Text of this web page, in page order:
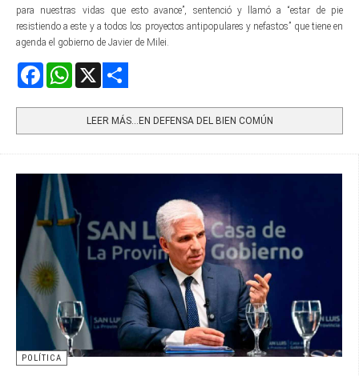
para nuestras vidas que esto avance”, sentenció y llamó a “estar de pie
resistiendo a este y a todos los proyectos antipopulares y nefastos” que tiene en
agenda el gobierno de Javier de Milei.
FacebookWhatsApp
LEER MÁS…EN DEFENSA DEL BIEN COMÚN
POLÍTICA